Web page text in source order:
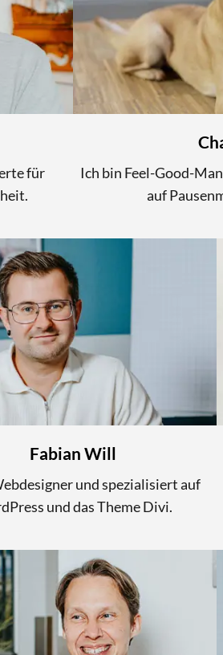
für
Ich bin Feel-Good-
auf
Fabian Will
und spezialisiert auf
und das Theme Divi.